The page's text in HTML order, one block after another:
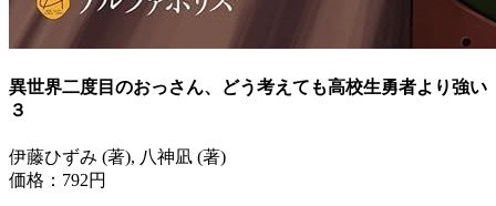
異世界二度目のおっさん、どう考えても高校生勇者より強い
３
伊藤ひずみ (著), 八神凪 (著)
価格：792円